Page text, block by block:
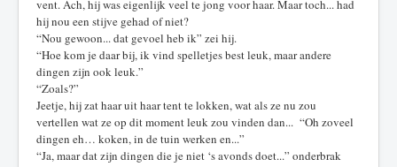
vent. Ach, hij was eigenlijk veel te jong voor haar. Maar toch... had
hij nou een stijve gehad of niet?
“Nou gewoon... dat gevoel heb ik” zei hij.
“Hoe kom je daar bij, ik vind spelletjes best leuk, maar andere
dingen zijn ook leuk.”
“Zoals?”
Jeetje, hij zat haar uit haar tent te lokken, wat als ze nu zou
vertellen wat ze op dit moment leuk zou vinden dan... “Oh zoveel
dingen eh… koken, in de tuin werken en...”
“Ja, maar dat zijn dingen die je niet ‘s avonds doet...” onderbrak